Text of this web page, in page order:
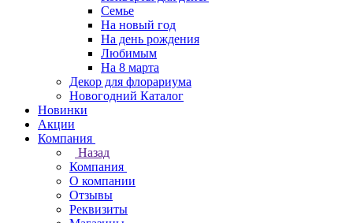
Семье
На новый год
На день рождения
Любимым
На 8 марта
Декор для флорариума
Новогодний Каталог
Новинки
Акции
Компания
Назад
Компания
О компании
Отзывы
Реквизиты